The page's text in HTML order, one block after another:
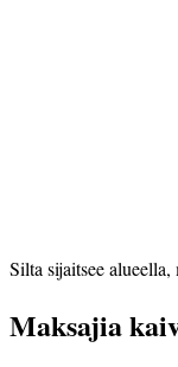
Silta sijaitsee
Maksajia